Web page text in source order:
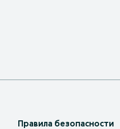
Правила безопасности